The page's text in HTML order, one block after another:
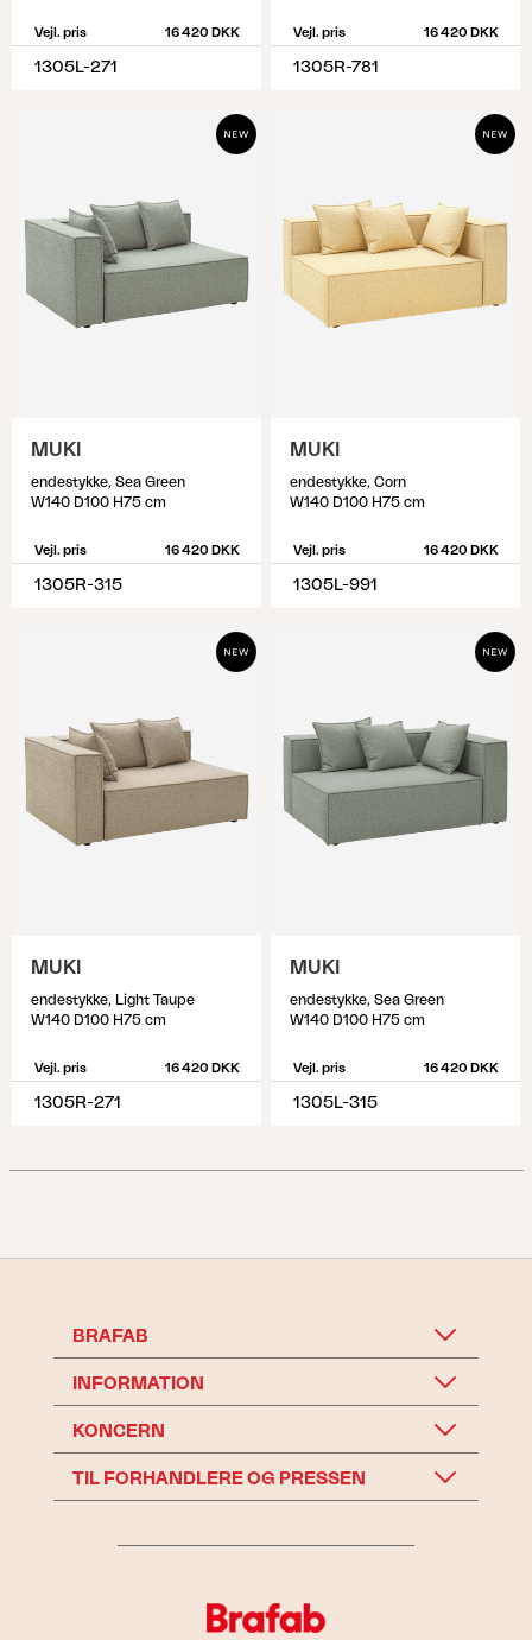
Vejl. pris 16 420 DKK
1305L-271
Vejl. pris 16 420 DKK
1305R-781
MUKI
endestykke, Sea Green
W140 D100 H75 cm
Vejl. pris 16 420 DKK
1305R-315
MUKI
endestykke, Corn
W140 D100 H75 cm
Vejl. pris 16 420 DKK
1305L-991
MUKI
endestykke, Light Taupe
W140 D100 H75 cm
Vejl. pris 16 420 DKK
1305R-271
MUKI
endestykke, Sea Green
W140 D100 H75 cm
Vejl. pris 16 420 DKK
1305L-315
BRAFAB
INFORMATION
KONCERN
TIL FORHANDLERE OG PRESSEN